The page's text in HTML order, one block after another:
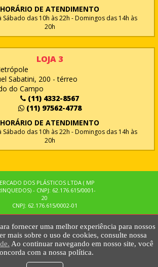
fornecer uma melhor experiência para nossos
mais sobre o uso de cookies, consulte nossa
Ao continuar navegando em nosso site, você
com a nossa política.
HORÁRIO DE ATENDIMENTO
Sábado das 10h às 22h - Domingos das 14h às
20h
LOJA 3
Sabatini, 200 - térreo
do Campo
(11) 4332-8567
(11) 97562-4778
HORÁRIO DE ATENDIMENTO
Sábado das 10h às 22h - Domingos das 14h às
20h
DOS PLÁSTICOS LTDA ( MP
- CNPJ: 62.176.615/0001-
20
CNPJ: 62.176.615/0002-01
TODOS OS DIREITOS RESERVADOS. MKTNOW